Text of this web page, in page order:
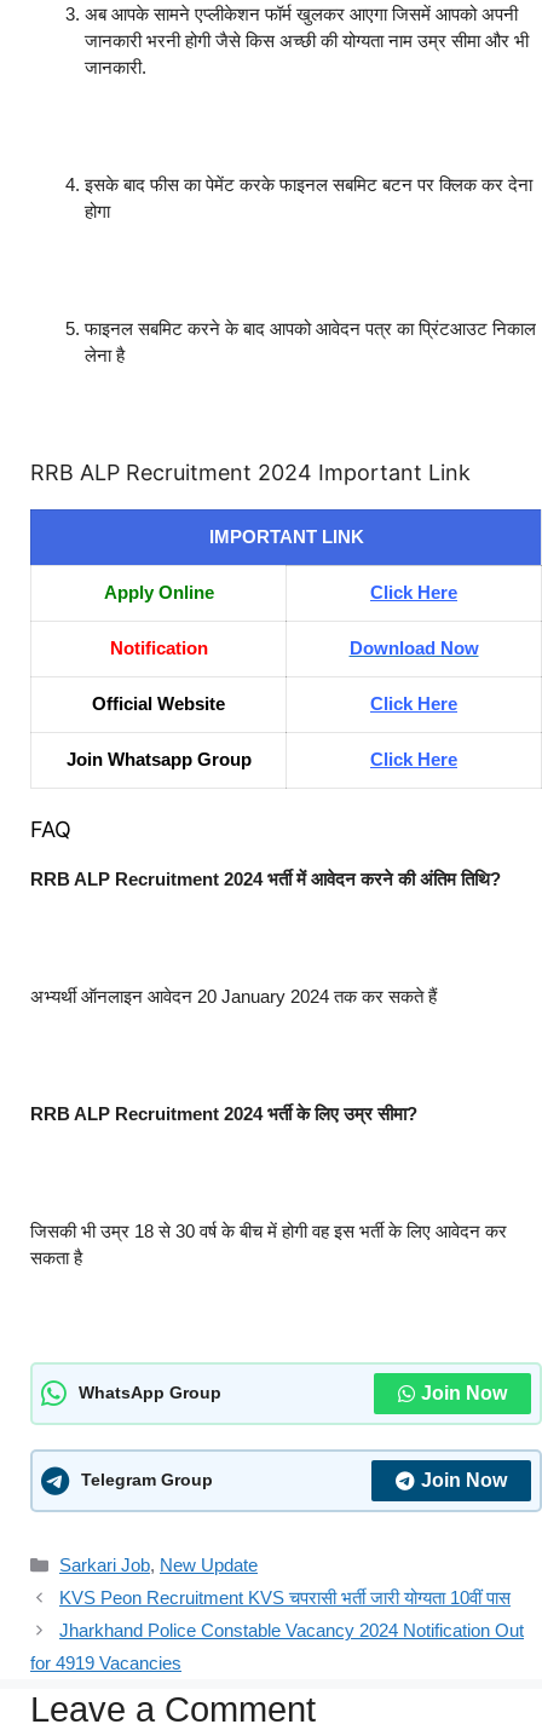
अब आपके सामने एप्लीकेशन फॉर्म खुलकर आएगा जिसमें आपको अपनी
जानकारी भरनी होगी जैसे किस अच्छी की योग्यता नाम उम्र सीमा और भी
जानकारी.
इसके बाद फीस का पेमेंट करके फाइनल सबमिट बटन पर क्लिक कर देना
होगा
फाइनल सबमिट करने के बाद आपको आवेदन पत्र का प्रिंटआउट निकाल
लेना है
RRB ALP Recruitment 2024 Important Link
IMPORTANT LINK
Apply Online Click Here
Notification Download Now
Official Website Click Here
Join Whatsapp Group Click Here
FAQ
RRB ALP Recruitment 2024 भर्ती में आवेदन करने की अंतिम तिथि?
अभ्यर्थी ऑनलाइन आवेदन 20 January 2024 तक कर सकते हैं
RRB ALP Recruitment 2024 भर्ती के लिए उम्र सीमा?
जिसकी भी उम्र 18 से 30 वर्ष के बीच में होगी वह इस भर्ती के लिए आवेदन कर
सकता है
WhatsApp Group Join Now
Telegram Group Join Now
Sarkari Job, New Update
KVS Peon Recruitment KVS चपरासी भर्ती जारी योग्यता 10वीं पास
Jharkhand Police Constable Vacancy 2024 Notification Out
for 4919 Vacancies
Leave a Comment